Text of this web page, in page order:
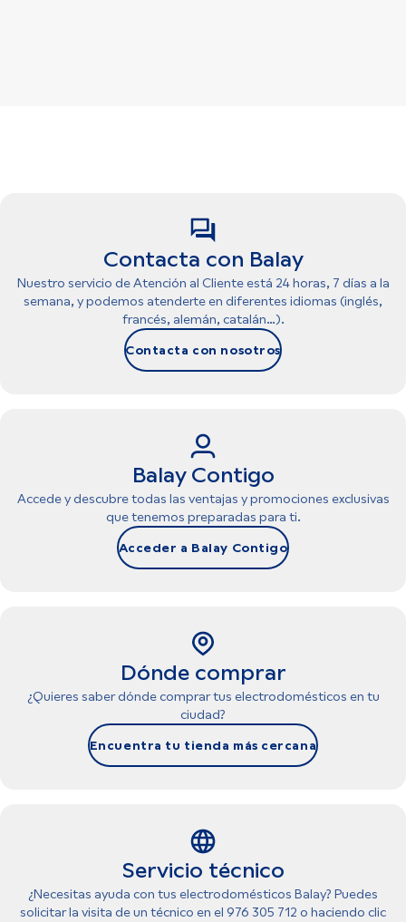
Contacta con Balay
Nuestro servicio de Atención al Cliente está 24 horas, 7 días a la
semana, y podemos atenderte en diferentes idiomas (inglés,
francés, alemán, catalán…).
Contacta con nosotros
Balay Contigo
Accede y descubre todas las ventajas y promociones exclusivas
que tenemos preparadas para ti.
Acceder a Balay Contigo
Dónde comprar
¿Quieres saber dónde comprar tus electrodomésticos en tu
ciudad?
Encuentra tu tienda más cercana
Servicio técnico
¿Necesitas ayuda con tus electrodomésticos Balay? Puedes
solicitar la visita de un técnico en el 976 305 712 o haciendo clic